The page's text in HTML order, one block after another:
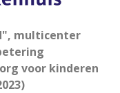
multicenter
voor kinderen